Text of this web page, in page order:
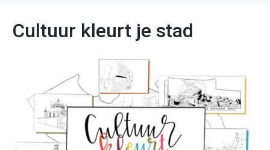
Cultuur kleurt je stad